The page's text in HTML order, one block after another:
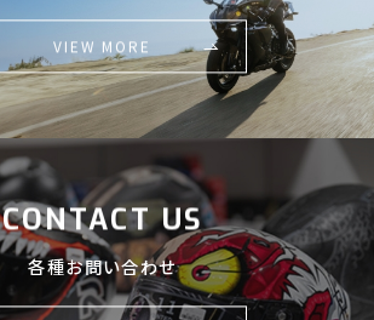
VIEW MORE
CONTACT US
各種お問い合わせ